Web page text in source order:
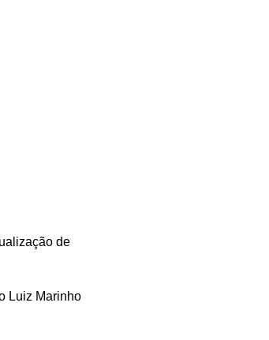
de
Luiz Marinho